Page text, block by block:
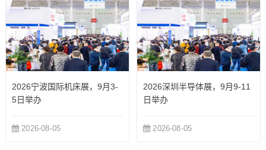
2026宁波国际机床展，9月3-
5日举办
2026-08-05
2026深圳半导体展，9月9-11
日举办
2026-08-05